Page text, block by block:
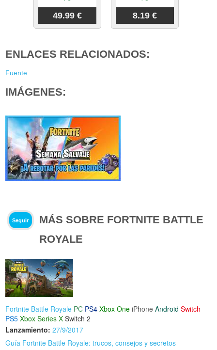
49.99 € 8.19 €
ENLACES RELACIONADOS:
Fuente
IMÁGENES:
Seguir
MÁS SOBRE FORTNITE BATTLE
ROYALE
Fortnite Battle Royale PC PS4 Xbox One iPhone Android Switch
PS5 Xbox Series X Switch 2
Lanzamiento: 27/9/2017
Guía Fortnite Battle Royale: trucos, consejos y secretos